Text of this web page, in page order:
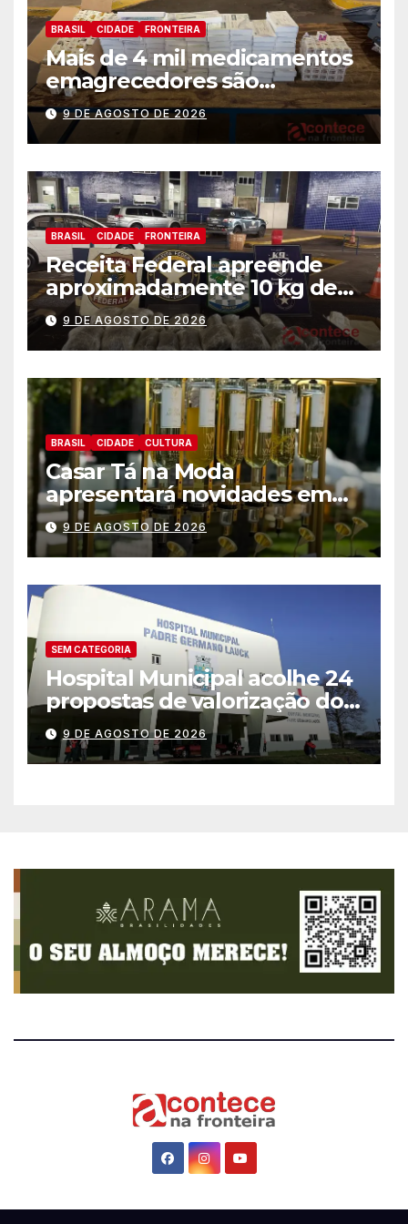
BRASIL CIDADE FRONTEIRA
Mais de 4 mil medicamentos
emagrecedores são
apreendidos pela Receita
Federal
9 DE AGOSTO DE 2026
BRASIL CIDADE FRONTEIRA
Receita Federal apreende
aproximadamente 10 kg de
substância análoga ao
capulho
9 DE AGOSTO DE 2026
BRASIL CIDADE CULTURA
Casar Tá na Moda
apresentará novidades em
entretenimento para
casamentos e festas de
debutantes
9 DE AGOSTO DE 2026
SEM CATEGORIA
Hospital Municipal acolhe 24
propostas de valorização dos
trabalhadores e institui mesa
permanente de negociação
9 DE AGOSTO DE 2026